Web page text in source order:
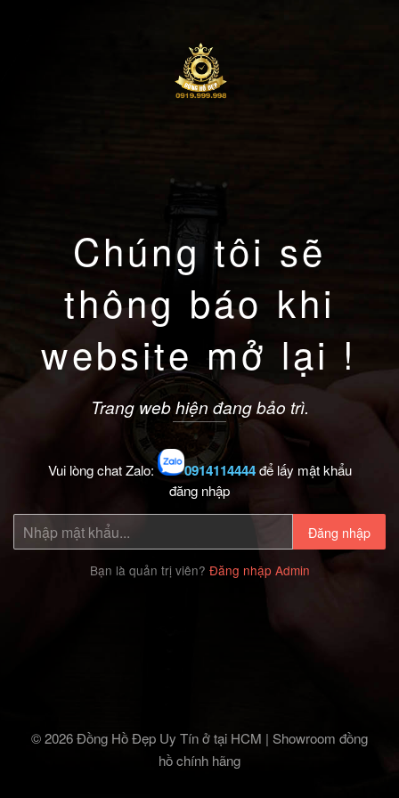
Chúng tôi sẽ
thông báo khi
website mở lại !
Trang web hiện đang bảo trì.
Vui lòng chat Zalo: 0914114444để lấy mật khẩu
đăng nhập
Đăng nhập
Bạn là quản trị viên? Đăng nhập Admin
© 2026 Đồng Hồ Đẹp Uy Tín ở tại HCM | Showroom đồng
hồ chính hãng‎